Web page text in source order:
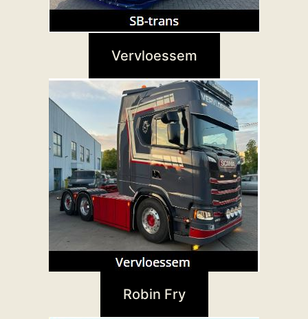
Vervloessem
Robin Fry